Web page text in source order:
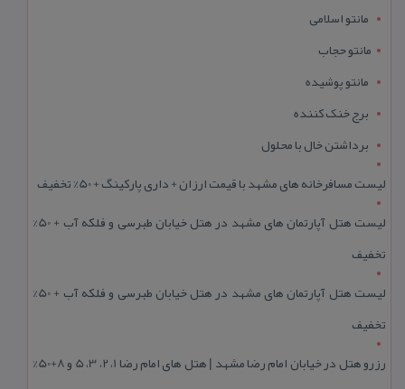
مانتو اسلامی
مانتو حجاب
مانتو پوشیده
برج خنک کننده
برداشتن خال با محلول
لیست مسافرخانه های مشهد با قیمت ارزان + داری پارکینگ + 50% تخفیف
لیست هتل آپارتمان های مشهد در هتل خیابان طبرسی و فلکه آب + 50%
تخفیف
لیست هتل آپارتمان های مشهد در هتل خیابان طبرسی و فلکه آب + 50%
تخفیف
رزرو هتل در خیابان امام رضا مشهد | هتل‌ های امام رضا 1، 2، 3، 5 و 8+50%